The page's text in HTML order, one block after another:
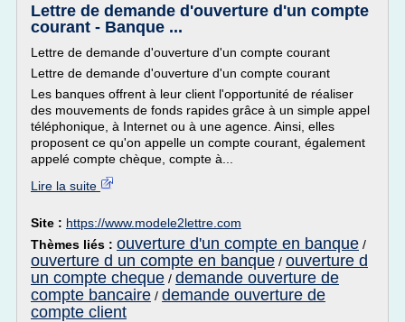
Lettre de demande d'ouverture d'un compte
courant - Banque ...
Lettre de demande d'ouverture d'un compte courant
Lettre de demande d'ouverture d'un compte courant
Les banques offrent à leur client l'opportunité de réaliser
des mouvements de fonds rapides grâce à un simple appel
téléphonique, à Internet ou à une agence. Ainsi, elles
proposent ce qu'on appelle un compte courant, également
appelé compte chèque, compte à...
Lire la suite
Site : https://www.modele2lettre.com
Thèmes liés : ouverture d'un compte en banque /
ouverture d un compte en banque / ouverture d
un compte cheque / demande ouverture de
compte bancaire / demande ouverture de
compte client